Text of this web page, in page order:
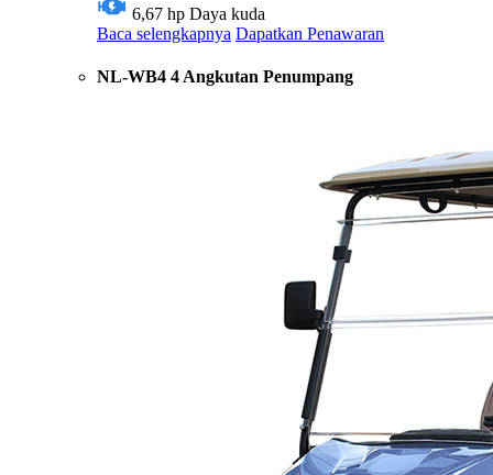
6,67 hp Daya kuda
Baca selengkapnya Dapatkan Penawaran
NL-WB4 4 Angkutan Penumpang